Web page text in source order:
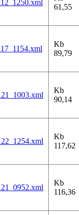
61,55
Kb
89,79
Kb
90,14
Kb
117,62
Kb
116,36